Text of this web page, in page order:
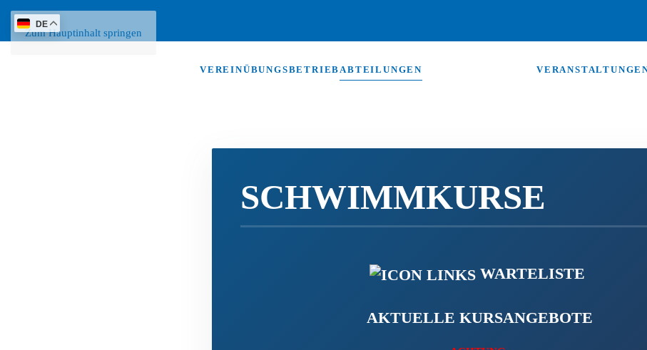
Zum Hauptinhalt springen
VEREINÜBUNGSBETRIEBABTEILUNGEN
SCHWIMMKURSE
WARTELISTE
AKTUELLE KURSANGEBOTE
DE